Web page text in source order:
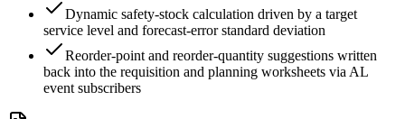
Dynamic safety-stock calculation driven by a target
service level and forecast-error standard deviation
Reorder-point and reorder-quantity suggestions written
back into the requisition and planning worksheets via AL
event subscribers